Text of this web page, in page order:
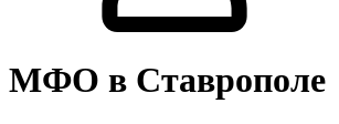
МФО в Ставрополе